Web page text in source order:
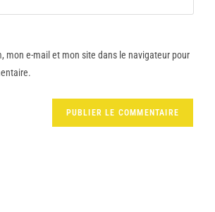
mon e-mail et mon site dans le navigateur pour